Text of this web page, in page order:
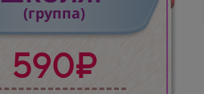
(группа)
590₽